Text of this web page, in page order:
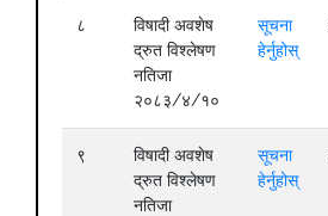
८
विषादी अवशेष
द्रुत विश्लेषण
नतिजा
२०८३/४/१०
सूचना
हेर्नुहोस्
९
विषादी अवशेष
द्रुत विश्लेषण
नतिजा
सूचना
हेर्नुहोस्